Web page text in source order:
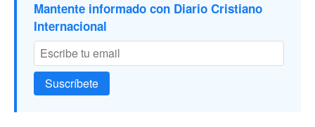
Mantente informado con Diario Cristiano
Internacional
Suscríbete